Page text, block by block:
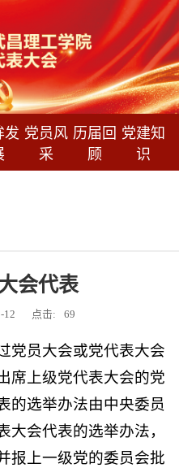
发 党员风
采
历届回
顾
党建知
识
会代表
12 点击: 69
党员大会或党代表大会
席上级党代表大会的党
的选举办法由中央委员
大会代表的选举办法，
报上一级党的委员会批